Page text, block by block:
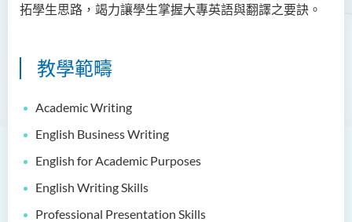
拓學生思路，竭力讓學生掌握大專英語與翻譯之要訣。
教學範疇
Academic Writing
English Business Writing
English for Academic Purposes
English Writing Skills
Professional Presentation Skills